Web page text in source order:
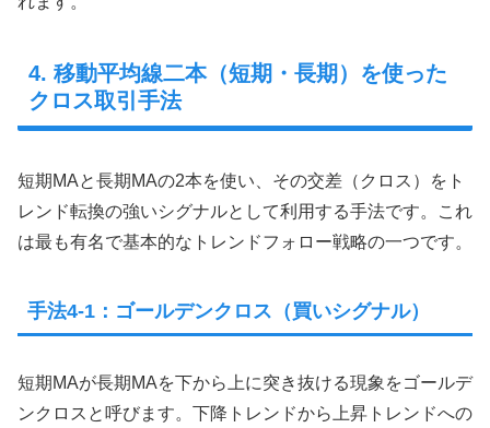
4. 移動平均線二本（短期・長期）を使った
クロス取引手法
短期MAと長期MAの2本を使い、その交差（クロス）をト
レンド転換の強いシグナルとして利用する手法です。これ
は最も有名で基本的なトレンドフォロー戦略の一つです。
手法4-1：ゴールデンクロス（買いシグナル）
短期MAが長期MAを下から上に突き抜ける現象をゴールデ
ンクロスと呼びます。下降トレンドから上昇トレンドへの